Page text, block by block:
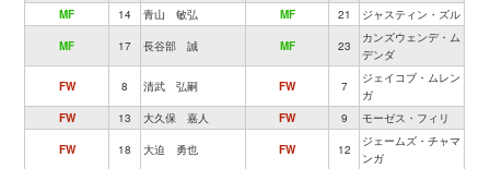
MF
14 青山 敏弘 MF 21 ジャスティン・ズル
MF 17 長谷部 誠 MF 23
カンズウェンデ・ム
デンダ
FW 8 清武 弘嗣 FW 7
ジェイコブ・ムレン
ガ
FW
13 大久保 嘉人 FW 9 モーゼス・フィリ
FW 18 大迫 勇也 FW 12
ジェームズ・チャマ
ンガ